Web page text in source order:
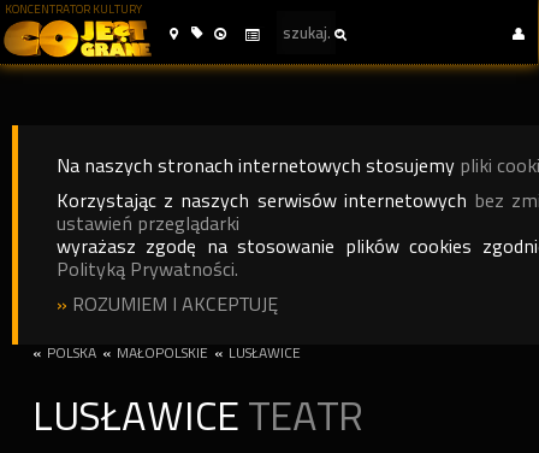
KONCENTRATOR KULTURY
Na naszych stronach internetowych stosujemy pliki
Korzystając z naszych serwisów internetowych bez
ustawień przeglądarki
wyrażasz zgodę na stosowanie plików cookies
Polityką Prywatności.
» ROZUMIEM I AKCEPTUJĘ
« POLSKA « MAŁOPOLSKIE « LUSŁAWICE
LUSŁAWICETEATR